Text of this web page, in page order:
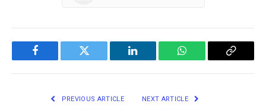
Facebook Twitter LinkedIn WhatsApp Copy
PREVIOUS ARTICLE NEXT ARTICLE